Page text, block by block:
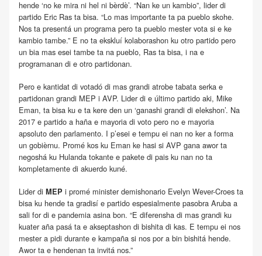
hende ‘no ke mira ni hel ni bèrdè’. “Nan ke un kambio”, lider di
partido Eric Ras ta bisa. “Lo mas importante ta pa pueblo skohe.
Nos ta presentá un programa pero ta pueblo mester vota si e ke
kambio tambe.” E no ta ekskluí kolaborashon ku otro partido pero
un bia mas esei tambe ta na pueblo, Ras ta bisa, i na e
programanan di e otro partidonan.
Pero e kantidat di votadó di mas grandi atrobe tabata serka e
partidonan grandi MEP i AVP. Lider di e último partido aki, Mike
Eman, ta bisa ku e ta kere den un ‘ganashi grandi di elekshon’. Na
2017 e partido a haña e mayoria di voto pero no e mayoria
apsoluto den parlamento. I p’esei e tempu ei nan no ker a forma
un gobièrnu. Promé kos ku Eman ke hasi si AVP gana awor ta
negoshá ku Hulanda tokante e pakete di pais ku nan no ta
kompletamente di akuerdo kuné.
Lider di MEP i promé minister demishonario Evelyn Wever-Croes ta
bisa ku hende ta gradisí e partido espesialmente pasobra Aruba a
sali for di e pandemia asina bon. “E diferensha di mas grandi ku
kuater aña pasá ta e akseptashon di bishita di kas. E tempu ei nos
mester a pidi durante e kampaña si nos por a bin bishitá hende.
Awor ta e hendenan ta invitá nos.”